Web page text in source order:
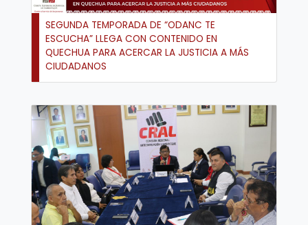
SEGUNDA TEMPORADA DE “ODANC TE
ESCUCHA” LLEGA CON CONTENIDO EN
QUECHUA PARA ACERCAR LA JUSTICIA A MÁS
CIUDADANOS